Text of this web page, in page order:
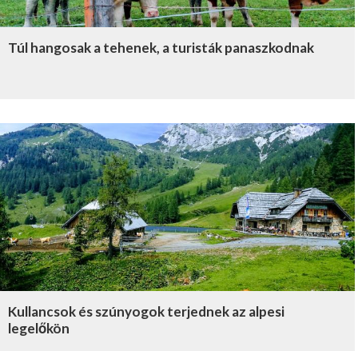
Túl hangosak a tehenek, a turisták panaszkodnak
Kullancsok és szúnyogok terjednek az alpesi
legelőkön